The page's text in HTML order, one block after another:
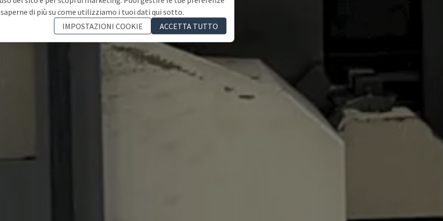
di più su come utilizziamo i tuoi dati qui sotto.
IMPOSTAZIONI COOKIE
ACCETTA TUTTO